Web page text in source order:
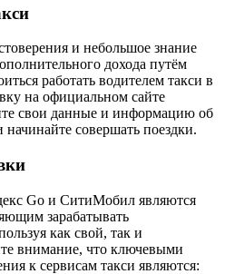
и небольшое знание
дохода путём
работать водителем такси в
на официальном сайте
свои данные и информацию об
совершать поездки.
Go и СитиМобил являются
зарабатывать
как свой, так и
внимание, что ключевыми
к сервисам такси являются: